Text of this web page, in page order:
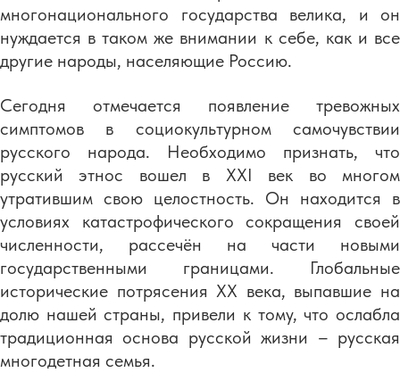
многонационального государства велика, и он
нуждается в таком же внимании к себе, как и все
другие народы, населяющие Россию.
Сегодня отмечается появление тревожных
симптомов в социокультурном самочувствии
русского народа. Необходимо признать, что
русский этнос вошел в XXI век во многом
утратившим свою целостность. Он находится в
условиях катастрофического сокращения своей
численности, рассечён на части новыми
государственными границами. Глобальные
исторические потрясения XX века, выпавшие на
долю нашей страны, привели к тому, что ослабла
традиционная основа русской жизни – русская
многодетная семья.